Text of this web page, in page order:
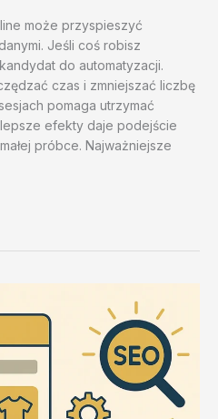
może przyspieszyć
Jeśli coś robisz
do automatyzacji.
czas i zmniejszać liczbę
pomaga utrzymać
efekty daje podejście
próbce. Najważniejsze